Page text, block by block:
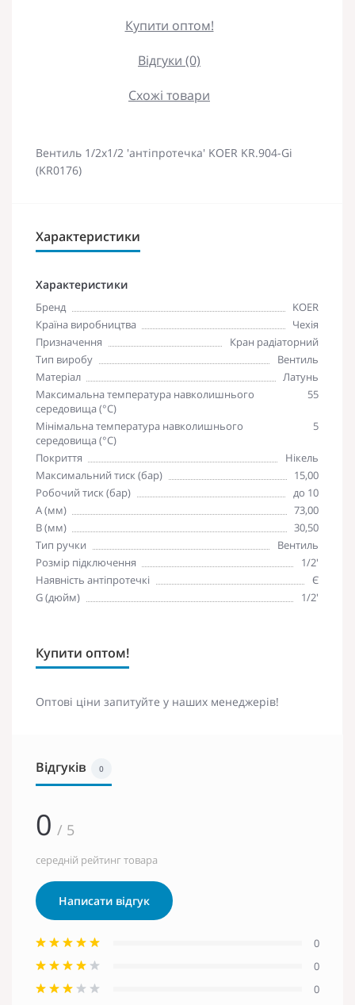
Купити оптом!
Відгуки (0)
Схожі товари
Вентиль 1/2x1/2 'антіпротечка' KOER KR.904-Gi
(KR0176)
Характеристики
Характеристики
Бренд
KOER
Країна виробництва
Чехія
Призначення
Кран радіаторний
Тип виробу
Вентиль
Матеріал
Латунь
Максимальна температура навколишнього
середовища (°С)
55
Мінімальна температура навколишнього
середовища (°С)
5
Покриття
Нікель
Максимальний тиск (бар)
15,00
Робочий тиск (бар)
до 10
A (мм)
73,00
B (мм)
30,50
Тип ручки
Вентиль
Розмір підключення
1/2'
Наявність антіпротечкі
Є
G (дюйм)
1/2'
Купити оптом!
Оптові ціни запитуйте у наших менеджерів!
Відгуків 0
0 / 5
середній рейтинг товара
Написати відгук
0
0
0